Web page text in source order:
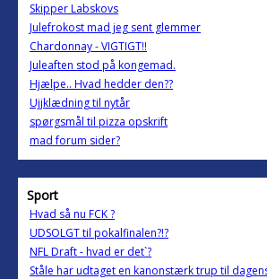
Skipper Labskovs
Julefrokost mad jeg sent glemmer
Chardonnay - VIGTIGT!!
Juleaften stod på kongemad.
Hjælpe.. Hvad hedder den??
Ujjklædning til nytår
spørgsmål til pizza opskrift
mad forum sider?
Sport
Hvad så nu FCK ?
UDSOLGT til pokalfinalen?!?
NFL Draft - hvad er det`?
Ståle har udtaget en kanonstærk trup til